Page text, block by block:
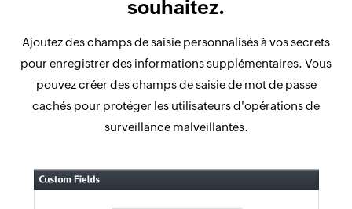
souhaitez.
Ajoutez des champs de saisie personnalisés à vos secrets
pour enregistrer des informations supplémentaires. Vous
pouvez créer des champs de saisie de mot de passe
cachés pour protéger les utilisateurs d'opérations de
surveillance malveillantes.